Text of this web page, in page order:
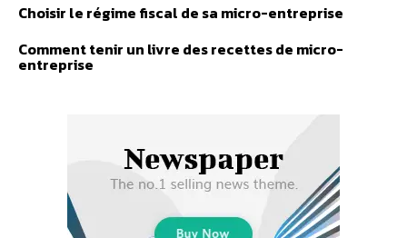
Choisir le régime fiscal de sa micro-entreprise
Comment tenir un livre des recettes de micro-
entreprise